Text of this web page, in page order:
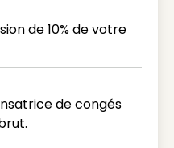
de 10% de votre
de congés